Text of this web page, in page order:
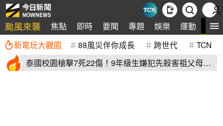
颱風來襲 焦點 即時 要聞 專題 娛樂 運動 全
新電玩大觀園 88風災伴你成長 跨世代 TCN
泰國校園槍擊7死22傷！9年級生嫌犯先殺害祖父母再